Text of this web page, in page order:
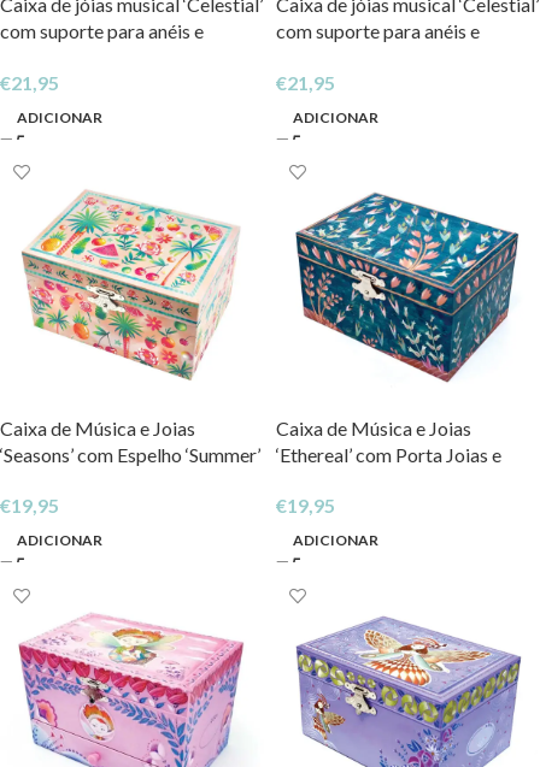
com suporte para anéis e
€21,95
ADICIONAR
com suporte para anéis e
€21,95
ADICIONAR
Caixa de Música e Joias
‘Seasons’ com Espelho ‘Summer’
€19,95
ADICIONAR
Caixa de Música e Joias
‘Ethereal’ com Porta Joias e
€19,95
ADICIONAR